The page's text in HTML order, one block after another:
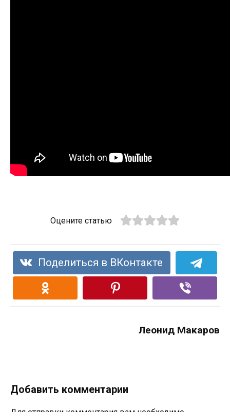
Оцените статью
Поделиться в ВКонтакте
Леонид Макаров
Добавить комментарии